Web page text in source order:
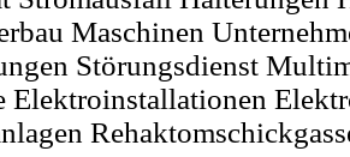
Maschinen
Störungsdienst
Elektroinstallationen